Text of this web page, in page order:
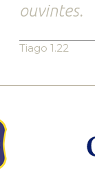
ouvintes.
Tiago 1.22